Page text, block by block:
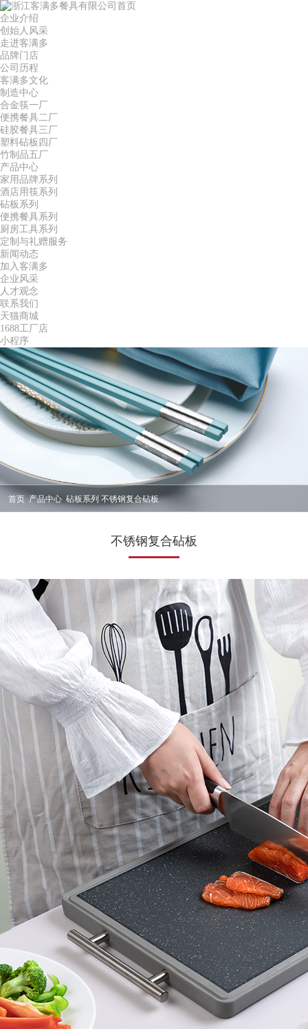
首页
企业介绍
创始人风采
走进客满多
品牌门店
公司历程
客满多文化
制造中心
合金筷一厂
便携餐具二厂
硅胶餐具三厂
塑料砧板四厂
竹制品五厂
产品中心
家用品牌系列
酒店用筷系列
砧板系列
便携餐具系列
厨房工具系列
定制与礼赠服务
新闻动态
加入客满多
企业风采
人才观念
联系我们
天猫商城
1688工厂店
小程序
首页 产品中心 砧板系列 不锈钢复合砧板
不锈钢复合砧板